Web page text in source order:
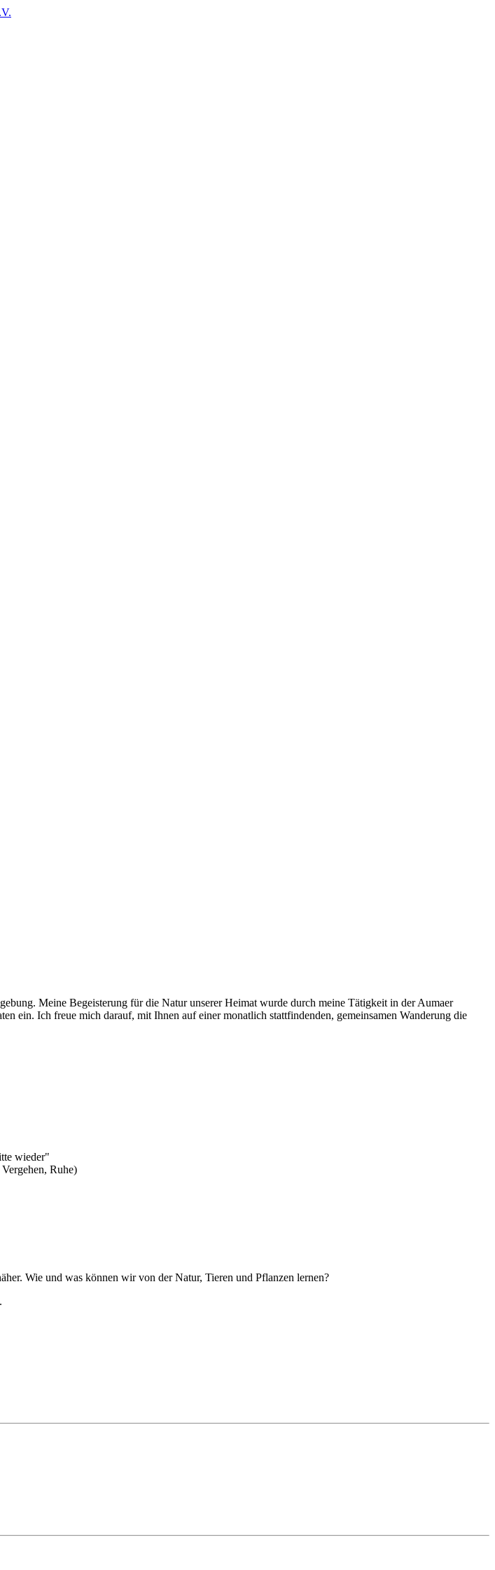
Meine Begeisterung für die Natur unserer Heimat wurde durch meine Tätigkeit in der Aumaer
ein. Ich freue mich darauf, mit Ihnen auf einer monatlich stattfindenden, gemeinsamen Wanderung die
wieder"
Ruhe)
Wie und was können wir von der Natur, Tieren und Pflanzen lernen?